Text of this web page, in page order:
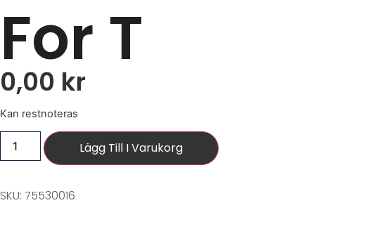
For T
0,00 kr
Kan restnoteras
Lägg Till I Varukorg
SKU: 75530016